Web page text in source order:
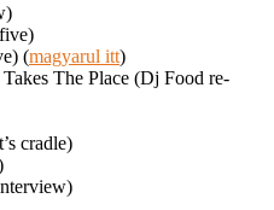
(magyarul itt)
The Place (Dj Food re-
cradle)